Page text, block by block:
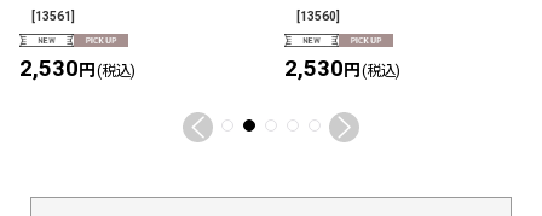
[13561]
2,530円 (税込)
[13560]
2,530円 (税込)